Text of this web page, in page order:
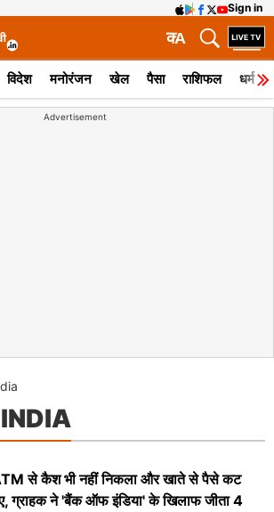
Sign in
A
क
विदेश मनोरंजन खेल पैसा राशिफल धर्म
Advertisement
से कैश भी नहीं निकला और खाते से पैसे कट
ग्राहक ने 'बैंक ऑफ इंडिया' के खिलाफ जीता 4